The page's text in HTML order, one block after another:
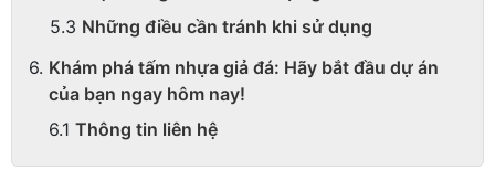
Những điều cần tránh khi sử dụng
Khám phá tấm nhựa giả đá: Hãy bắt đầu dự án
của bạn ngay hôm nay!
Thông tin liên hệ